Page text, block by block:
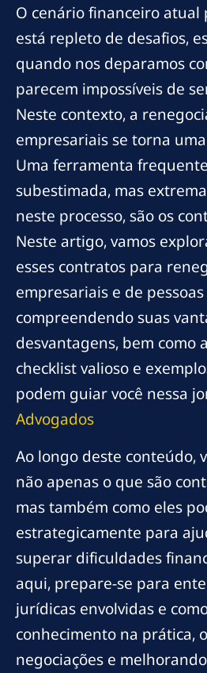
O cenário financeiro atual
está repleto de desafios,
quando nos deparamos
parecem impossíveis de
Neste contexto, a
empresariais se torna
Uma ferramenta
subestimada, mas
neste processo, são os
Neste artigo, vamos
esses contratos para
empresariais e de
compreendendo suas
desvantagens, bem como
checklist valioso e
podem guiar você nessa
Advogados
Ao longo deste conteúdo,
não apenas o que são
mas também como eles
estrategicamente para
superar dificuldades
aqui, prepare-se para
jurídicas envolvidas e
conhecimento na prática,
negociações e